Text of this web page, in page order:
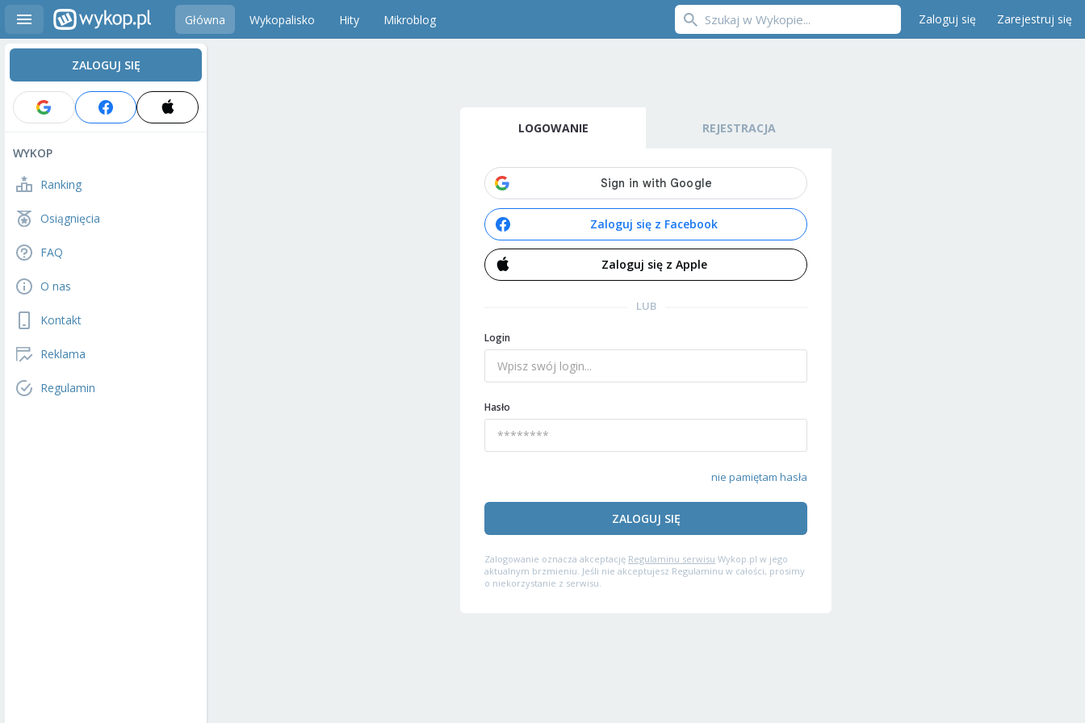
Główna Wykopalisko Hity Mikroblog Zaloguj się Zarejestruj się
ZALOGUJ SIĘ
WYKOP
Ranking
Osiągnięcia
FAQ
O nas
Kontakt
Reklama
Regulamin
LOGOWANIE REJESTRACJA
Zaloguj się z Facebook
Zaloguj się z Apple
LUB
Login
Hasło
nie pamiętam hasła
ZALOGUJ SIĘ
Zalogowanie oznacza akceptację Regulaminu serwisu Wykop.pl w jego
aktualnym brzmieniu. Jeśli nie akceptujesz Regulaminu w całości, prosimy
o niekorzystanie z serwisu.